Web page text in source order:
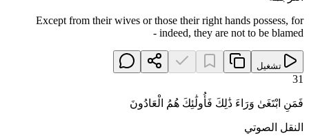
Except from their wives or those their right hands possess, for
indeed, they are not to be blamed -
تشغيل
31
فَمَنِ ابْتَغَىٰ وَرَاءَ ذَٰلِكَ فَأُولَٰئِكَ هُمُ الْعَادُونَ
النقل الصوتي